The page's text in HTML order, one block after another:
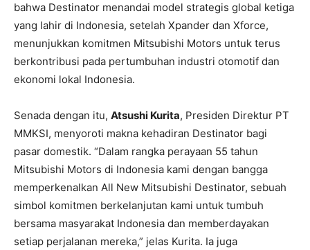
bahwa Destinator menandai model strategis global ketiga
yang lahir di Indonesia, setelah Xpander dan Xforce,
menunjukkan komitmen Mitsubishi Motors untuk terus
berkontribusi pada pertumbuhan industri otomotif dan
ekonomi lokal Indonesia.
Senada dengan itu, Atsushi Kurita, Presiden Direktur PT
MMKSI, menyoroti makna kehadiran Destinator bagi
pasar domestik. “Dalam rangka perayaan 55 tahun
Mitsubishi Motors di Indonesia kami dengan bangga
memperkenalkan All New Mitsubishi Destinator, sebuah
simbol komitmen berkelanjutan kami untuk tumbuh
bersama masyarakat Indonesia dan memberdayakan
setiap perjalanan mereka,” jelas Kurita. Ia juga